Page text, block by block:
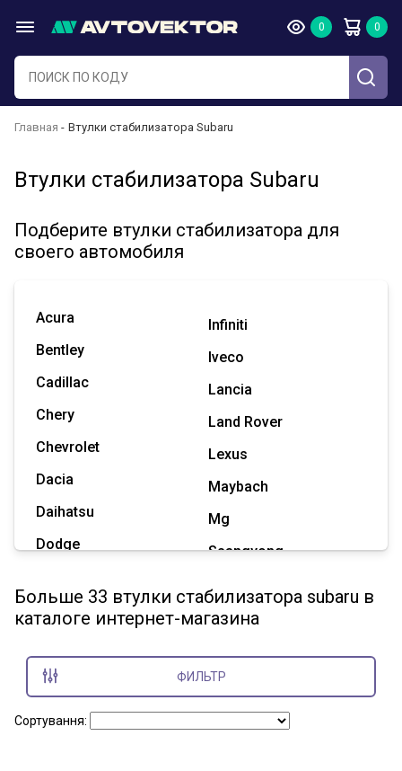
Главная Втулки стабилизатора Subaru
Втулки стабилизатора Subaru
Подберите втулки стабилизатора для
своего автомобиля
Acura
Bentley
Cadillac
Chery
Chevrolet
Dacia
Daihatsu
Dodge
Great Wall
Hummer
Infiniti
Iveco
Lancia
Land Rover
Lexus
Maybach
Mg
Ssangyong
Tesla
Показать все марки
Больше 33 втулки стабилизатора subaru в
каталоге интернет-магазина
ФИЛЬТР
Сортування: